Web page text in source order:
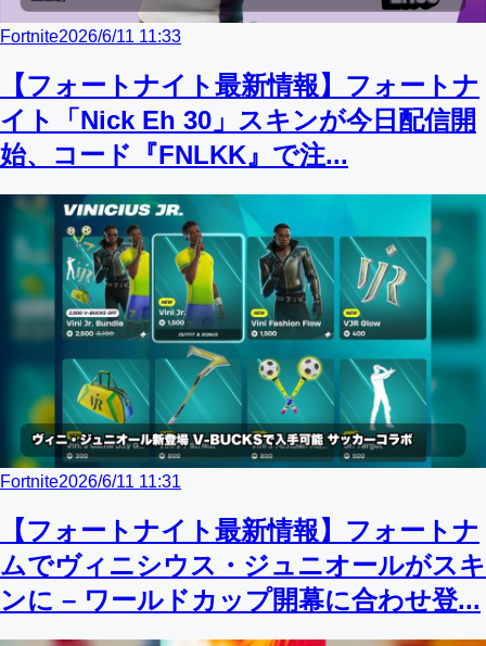
Fortnite2026/6/11 11:33
【フォートナイト最新情報】フォートナ
イト「Nick Eh 30」スキンが今日配信開
始、コード『FNLKK』で注...
Fortnite2026/6/11 11:31
【フォートナイト最新情報】フォートナ
ムでヴィニシウス・ジュニオールがスキ
ンに – ワールドカップ開幕に合わせ登...